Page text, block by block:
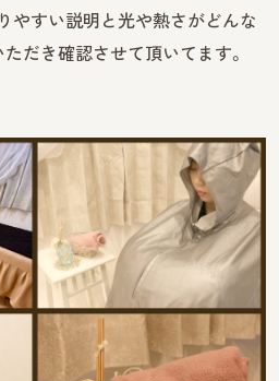
やすい説明と光や熱さがどんな
だき確認させて頂いてます。